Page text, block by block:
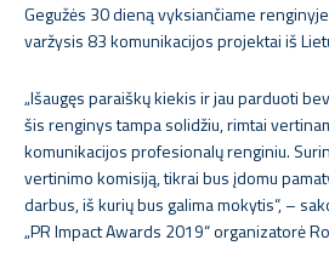
Gegužės 30 dieną vyksiančiame
varžysis 83 komunikacijos projektai iš
„Išaugęs paraiškų kiekis ir jau parduoti
šis renginys tampa solidžiu, rimtai
komunikacijos profesionalų renginiu.
vertinimo komisiją, tikrai bus įdomu
darbus, iš kurių bus galima mokytis“, –
„PR Impact Awards 2019“ organizatorė